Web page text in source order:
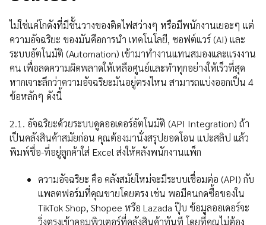
ไม่ใช่แค่โกดังที่มีชั้นวางของติดไฟสว่างๆ หรือมีพนักงานเยอะๆ แต่
ความอัจฉริยะ ของมันคือการนำ เทคโนโลยี, ซอฟต์แวร์ (AI) และ
ระบบอัตโนมัติ (Automation) เข้ามาทำงานแทนสมองและแรงงาน
คน เพื่อลดความผิดพลาดให้เหลือศูนย์และทำทุกอย่างให้เร็วที่สุด
หากเจาะลึกว่าความอัจฉริยะมันอยู่ตรงไหน สามารถแบ่งออกเป็น 4
ข้อหลักๆ ดังนี้
2.1. อัจฉริยะด้วยระบบดูดออเดอร์อัตโนมัติ (API Integration) ถ้า
เป็นคลังสินค้าสมัยก่อน คุณต้องมานั่งสรุปยอดโอน แปะสลิป แล้ว
พิมพ์ชื่อ-ที่อยู่ลูกค้าใส่ Excel ส่งให้คลังพนักงานแพ็ก
ความอัจฉริยะ คือ คลังสมัยใหม่จะมีระบบเชื่อมต่อ (API) กับ
แพลตฟอร์มที่คุณขายโดยตรง เช่น พอมีคนกดซื้อของใน
TikTok Shop, Shopee หรือ Lazada ปุ๊บ ข้อมูลออเดอร์จะ
วิ่งตรงเข้าคอมพิวเตอร์ที่คลังสินค้าทันที โดยที่คุณไม่ต้อง